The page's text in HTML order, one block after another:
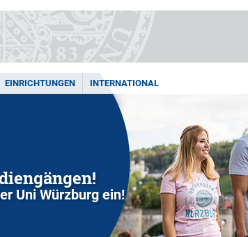
EINRICHTUNGEN INTERNATIONAL
Uni Würzburg ein!